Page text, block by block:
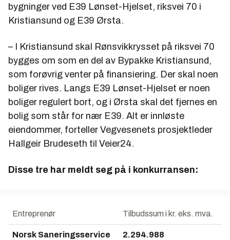
bygninger ved E39 Lønset-Hjelset, riksvei 70 i
Kristiansund og E39 Ørsta.
– I Kristiansund skal Rønsvikkrysset på riksvei 70
bygges om som en del av Bypakke Kristiansund,
som forøvrig venter på finansiering. Der skal noen
boliger rives. Langs E39 Lønset-Hjelset er noen
boliger regulert bort, og i Ørsta skal det fjernes en
bolig som står for nær E39. Alt er innløste
eiendommer, forteller Vegvesenets prosjektleder
Hallgeir Brudeseth til Veier24.
Disse tre har meldt seg på i konkurransen:
Entreprenør Tilbudssum i kr. eks. mva.
Norsk Saneringsservice 2.294.988